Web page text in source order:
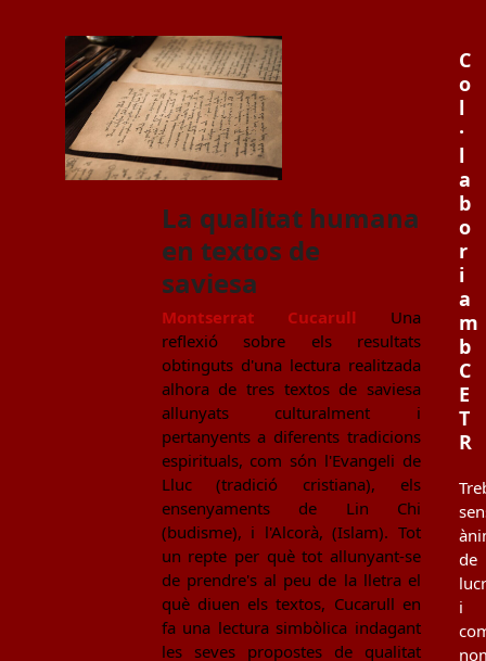
La qualitat humana
en textos de
saviesa
Montserrat Cucarull Una
reflexió sobre els resultats
obtinguts d'una lectura realitzada
alhora de tres textos de saviesa
allunyats culturalment i
pertanyents a diferents tradicions
espirituals, com són l'Evangeli de
Lluc (tradició cristiana), els
ensenyaments de Lin Chi
(budisme), i l'Alcorà, (Islam). Tot
un repte per què tot allunyant-se
de prendre's al peu de la lletra el
què diuen els textos, Cucarull en
fa una lectura simbòlica indagant
les seves propostes de qualitat
C
o
l
·
l
a
b
o
r
i
a
m
b
C
E
T
R
de
i